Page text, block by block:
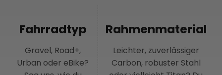
Fahrradtyp
Gravel, Road+,
Urban oder eBike?
Rahmenmaterial
Leichter, zuverlässiger
Carbon, robuster Stahl